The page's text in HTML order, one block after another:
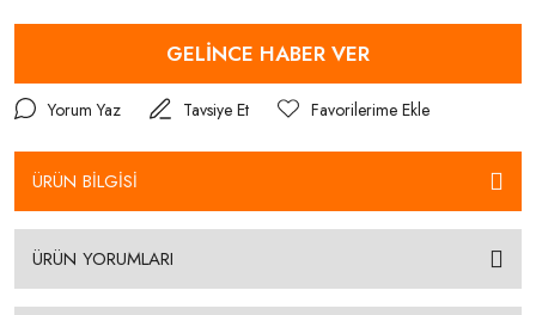
GELİNCE HABER VER
Yorum Yaz Tavsiye Et
ÜRÜN BİLGİSİ
ÜRÜN YORUMLARI